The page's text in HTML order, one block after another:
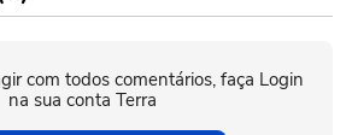
com todos comentários, faça Login
na sua conta Terra